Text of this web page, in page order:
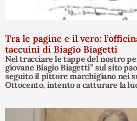
Tra le pagine e il vero:
taccuini di Biagio Biagetti
Nel tracciare le tappe del nostro
giovane Biagio Biagetti” sul sito
seguito il pittore marchigiano nei
Ottocento, intento a catturare la